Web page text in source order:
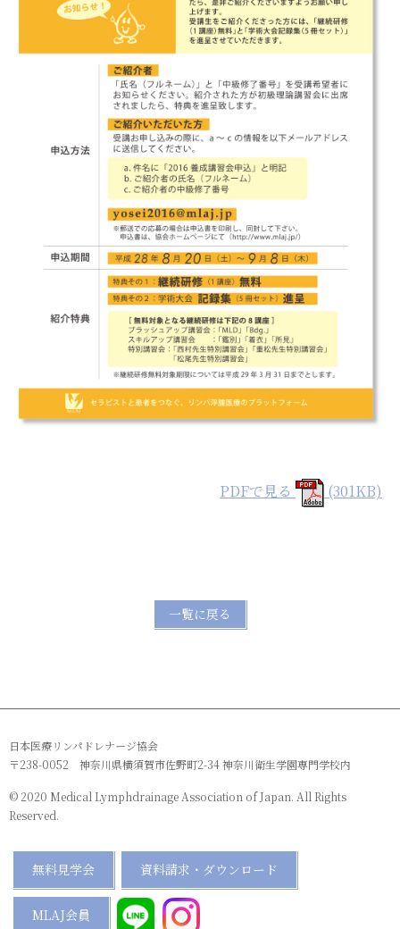
PDFで見る (301KB)
一覧に戻る
日本医療リンパドレナージ協会
〒238-0052 神奈川県横須賀市佐野町2-34 神奈川衛生学園専門学校内
© 2020 Medical Lymphdrainage Association of Japan. All Rights
Reserved.
無料見学会 資料請求・ダウンロード
MLAJ会員